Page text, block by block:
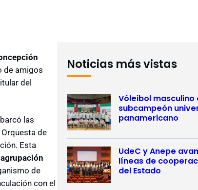
de amigos
del
las
de
Esta
de
con el
Noticias más vistas
Vóleibol
subcampeón
panamericano
UdeC y Anepe
líneas de
del Estado